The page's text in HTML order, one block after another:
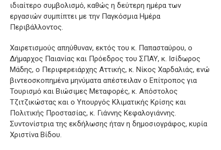
ιδιαίτερο συμβολισμό, καθώς η δεύτερη ημέρα των
εργασιών συμπίπτει με την Παγκόσμια Ημέρα
Περιβάλλοντος.
Χαιρετισμούς απηύθυναν, εκτός του κ. Παπασταύρου, ο
Δήμαρχος Παιανίας και Πρόεδρος του ΣΠΑΥ, κ. Ισίδωρος
Μάδης, ο Περιφερειάρχης Αττικής, κ. Νίκος Χαρδαλιάς, ενώ
βιντεοσκοπημένα μηνύματα απέστειλαν ο Επίτροπος για
Τουρισμό και Βιώσιμες Μεταφορές, κ. Απόστολος
Τζιτζικώστας και ο Υπουργός Κλιματικής Κρίσης και
Πολιτικής Προστασίας, κ. Γιάννης Κεφαλογιάννης.
Συντονίστρια της εκδήλωσης ήταν η δημοσιογράφος, κυρία
Χριστίνα Βίδου.